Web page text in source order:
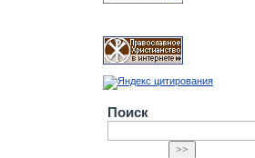
Поиск